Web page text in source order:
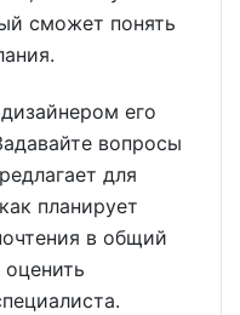
сможет понять
его
вопросы
для
планирует
в общий